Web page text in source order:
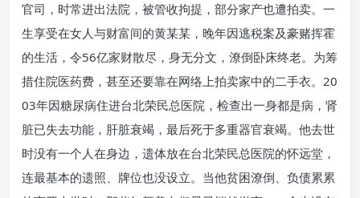
官司，时常进出法院，被管收拘提，部分家产也遭拍卖。一
生享受在女人与财富间的黄某某，晚年因逃税案及豪赌挥霍
的生活，令56亿家财散尽，身无分文，潦倒卧床终老。为筹
措住院医药费，甚至还要靠在网络上拍卖家中的二手衣。20
03年因糖尿病住进台北荣民总医院，检查出一身都是病，肾
脏已失去功能，肝脏衰竭，最后死于多重器官衰竭。他去世
时没有一个人在身边，遗体放在台北荣民总医院的怀远堂，
连最基本的遗照、牌位也没设立。当他贫困潦倒、负债累累